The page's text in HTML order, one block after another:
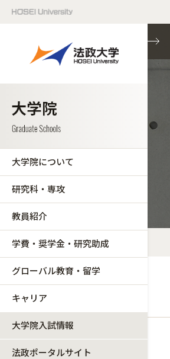
大学院について
研究科・専攻
教員紹介
学費・奨学金・研究助成
グローバル教育・留学
キャリア
大学院入試情報
法政ポータルサイト